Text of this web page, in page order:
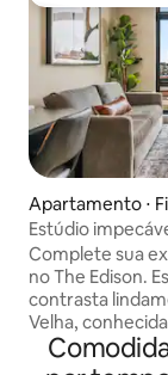
Apartamento ⋅
Estúdio
terraço|Cidade
Complete sua
no The Edison.
contrasta
Velha,
histórica do
melhores